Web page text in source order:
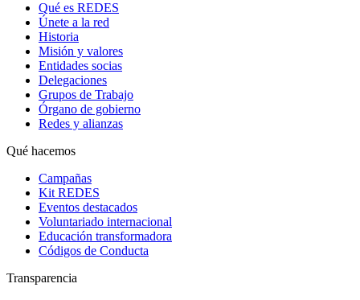
Qué es REDES
Únete a la red
Historia
Misión y valores
Entidades socias
Delegaciones
Grupos de Trabajo
Órgano de gobierno
Redes y alianzas
Qué hacemos
Campañas
Kit REDES
Eventos destacados
Voluntariado internacional
Educación transformadora
Códigos de Conducta
Transparencia